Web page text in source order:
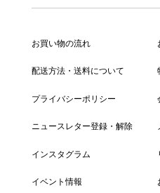
お買い物の流れ
配送方法・送料について
プライバシーポリシー
ニュースレター登録・解除
インスタグラム
イベント情報